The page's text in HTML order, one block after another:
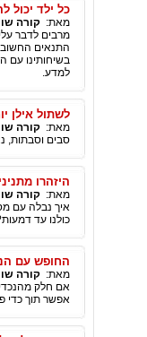
כל ילד יכול
מאת: קורה
התנאים
בשיחותינו עם
למדע.
לשתול אילן
מאת: קורה
סבים וסבתות,
היזהרו
מאת: קורה
כולנו עד
החופש עם
מאת: קורה
אם חלק
אפשר תוך כדי